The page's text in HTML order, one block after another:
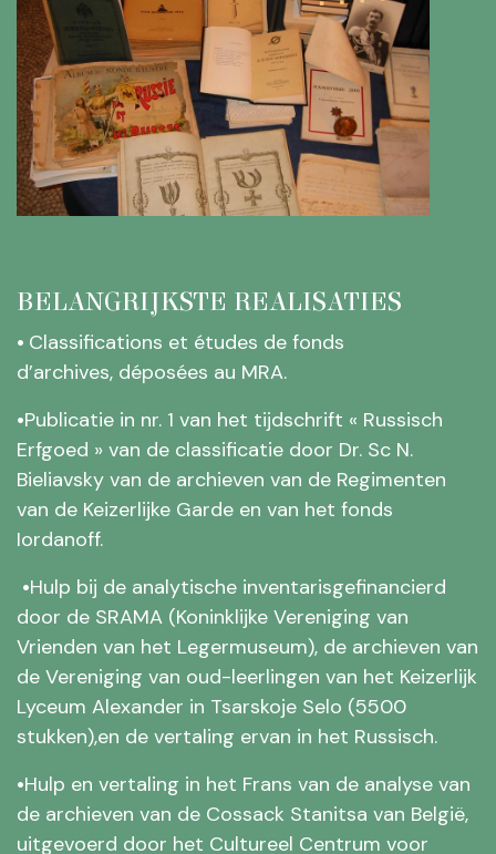
BELANGRIJKSTE REALISATIES
• Classifications et études de fonds
d’archives, déposées au MRA.
•Publicatie in nr. 1 van het tijdschrift « Russisch
Erfgoed » van de classificatie door Dr. Sc N.
Bieliavsky van de archieven van de Regimenten
van de Keizerlijke Garde en van het fonds
Iordanoff.
•Hulp bij de analytische inventarisgefinancierd
door de SRAMA (Koninklijke Vereniging van
Vrienden van het Legermuseum), de archieven van
de Vereniging van oud-leerlingen van het Keizerlijk
Lyceum Alexander in Tsarskoje Selo (5500
stukken),en de vertaling ervan in het Russisch.
•Hulp en vertaling in het Frans van de analyse van
de archieven van de Cossack Stanitsa van België,
uitgevoerd door het Cultureel Centrum voor